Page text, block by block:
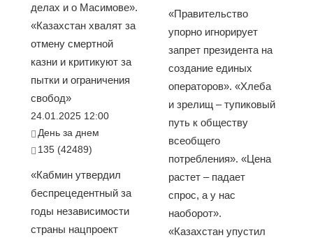
делах и о Масимове».
«Казахстан хвалят за
отмену смертной
казни и критикуют за
пытки и ограничения
свобод»
24.01.2025 12:00
День за днем
135 (42489)
«Кабмин утвердил
беспрецедентный за
годы независимости
страны нацпроект
«Правительство
упорно игнорирует
запрет президента на
создание единых
операторов». «Хлеба
и зрелищ – тупиковый
путь к обществу
всеобщего
потребления». «Цена
растет – падает
спрос, а у нас
наоборот».
«Казахстан упустил